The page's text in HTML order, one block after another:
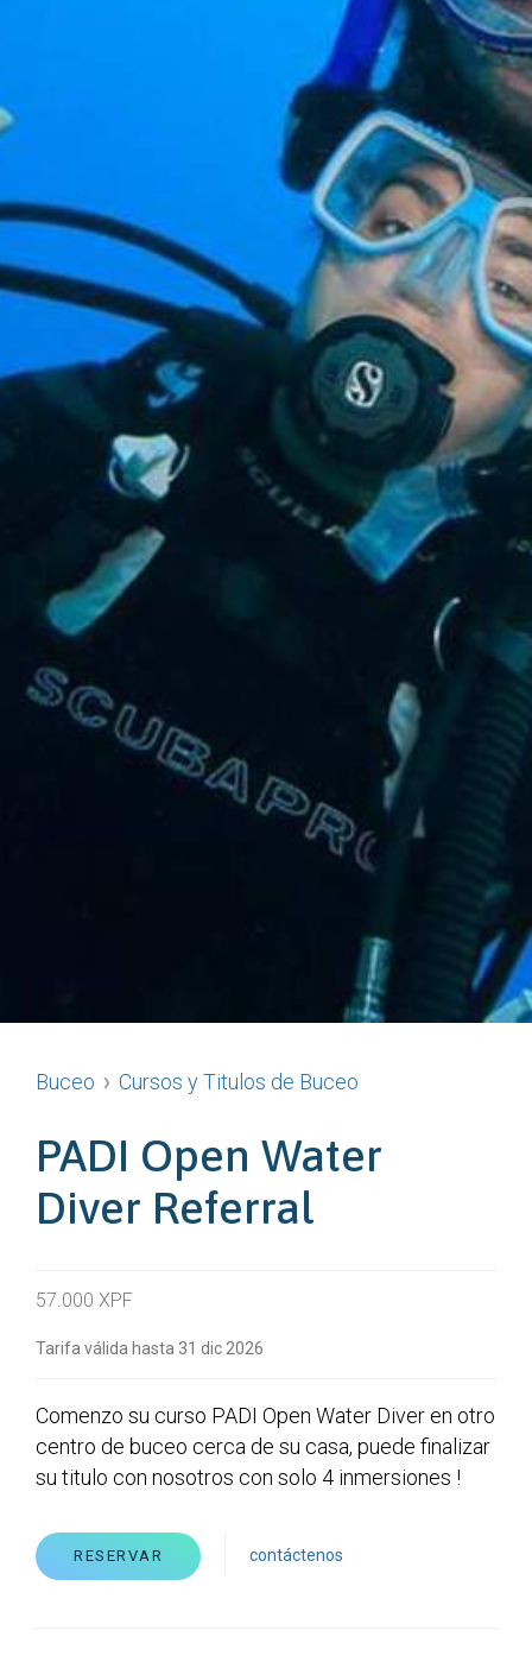
Buceo Cursos y Titulos de Buceo
PADI Open Water
Diver Referral
57.000 XPF
Tarifa válida hasta 31 dic 2026
Comenzo su curso PADI Open Water Diver en otro
centro de buceo cerca de su casa, puede finalizar
su titulo con nosotros con solo 4 inmersiones !
RESERVAR contáctenos